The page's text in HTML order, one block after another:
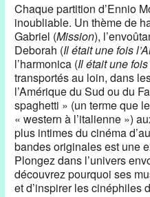
Chaque partition d’Ennio
inoubliable. Un thème de
Gabriel (Mission),
Deborah (Il était une fois
l’harmonica (Il était une
transportés au loin, dans
l’Amérique du Sud ou du
spaghetti » (un terme que
« western à l’italienne »)
plus intimes du cinéma
bandes originales est une
Plongez dans l’univers
découvrez pourquoi ses
et d’inspirer les cinéphiles